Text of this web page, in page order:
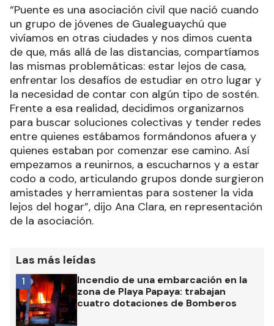
“Puente es una asociación civil que nació cuando
un grupo de jóvenes de Gualeguaychú que
vivíamos en otras ciudades y nos dimos cuenta
de que, más allá de las distancias, compartíamos
las mismas problemáticas: estar lejos de casa,
enfrentar los desafíos de estudiar en otro lugar y
la necesidad de contar con algún tipo de sostén.
Frente a esa realidad, decidimos organizarnos
para buscar soluciones colectivas y tender redes
entre quienes estábamos formándonos afuera y
quienes estaban por comenzar ese camino. Así
empezamos a reunirnos, a escucharnos y a estar
codo a codo, articulando grupos donde surgieron
amistades y herramientas para sostener la vida
lejos del hogar”, dijo Ana Clara, en representación
de la asociación.
Las más leídas
Incendio de una embarcación en la
zona de Playa Papaya: trabajan
cuatro dotaciones de Bomberos
1